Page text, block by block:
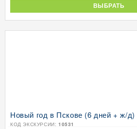
ВЫБРАТЬ
Новый год в Пскове (6 дней + ж/д)
КОД ЭКСКУРСИИ: 10531